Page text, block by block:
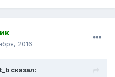
2016
сказал: